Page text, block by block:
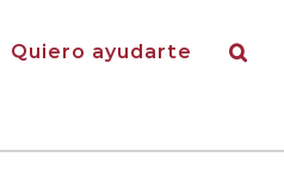
Quiero ayudarte